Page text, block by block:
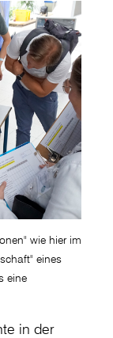
wie hier im
eines
eine
in der